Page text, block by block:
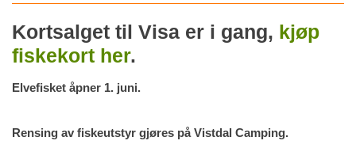
Kortsalget til Visa er i gang, kjøp
fiskekort her.
Elvefisket åpner 1. juni.
Rensing av fiskeutstyr gjøres på Vistdal Camping.